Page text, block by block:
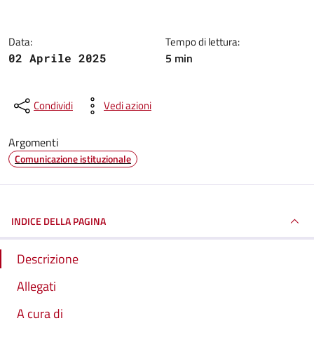
Data:
02 Aprile 2025
Tempo di lettura:
5 min
Condividi Vedi azioni
Argomenti
Comunicazione istituzionale
INDICE DELLA PAGINA
Descrizione
Allegati
A cura di